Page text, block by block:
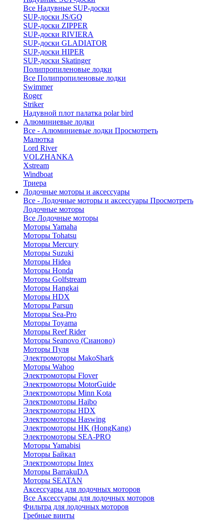
Все Надувные SUP-доски
SUP-доски JS/GQ
SUP-доски ZIPPER
SUP-доски RIVIERA
SUP-доски GLADIATOR
SUP-доски HIPER
SUP-доски Skatinger
Полипропиленовые лодки
Все Полипропиленовые лодки
Swimmer
Roger
Striker
Надувной плот палатка polar bird
Алюминиевые лодки
Все - Алюминиевые лодки Просмотреть
Малютка
Lord River
VOLZHANKA
Xstream
Windboat
Триера
Лодочные моторы и аксессуары
Все - Лодочные моторы и аксессуары Просмотреть
Лодочные моторы
Все Лодочные моторы
Моторы Yamaha
Моторы Tohatsu
Моторы Mercury
Моторы Suzuki
Моторы Hidea
Моторы Honda
Моторы Golfstream
Моторы Hangkai
Моторы HDX
Моторы Parsun
Моторы Sea-Pro
Моторы Toyama
Моторы Reef Rider
Моторы Seanovo (Сианово)
Моторы Пуля
Электромоторы MakoShark
Моторы Wahoo
Электромоторы Flover
Электромоторы MotorGuide
Электромоторы Minn Kota
Электромоторы Haibo
Электромоторы HDX
Электромоторы Haswing
Электромоторы HK (HongKang)
Электромоторы SEA-PRO
Моторы Yamabisi
Моторы Байкал
Электромоторы Intex
Моторы BarrakuDA
Моторы SEATAN
Аксессуары для лодочных моторов
Все Аксессуары для лодочных моторов
Фильтра для лодочных моторов
Гребные винты